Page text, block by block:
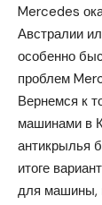
Mercedes
Австралии
особенно
проблем
Вернемся к
машинами в
антикрылья
итоге
для машины,